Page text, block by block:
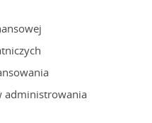
administrowania